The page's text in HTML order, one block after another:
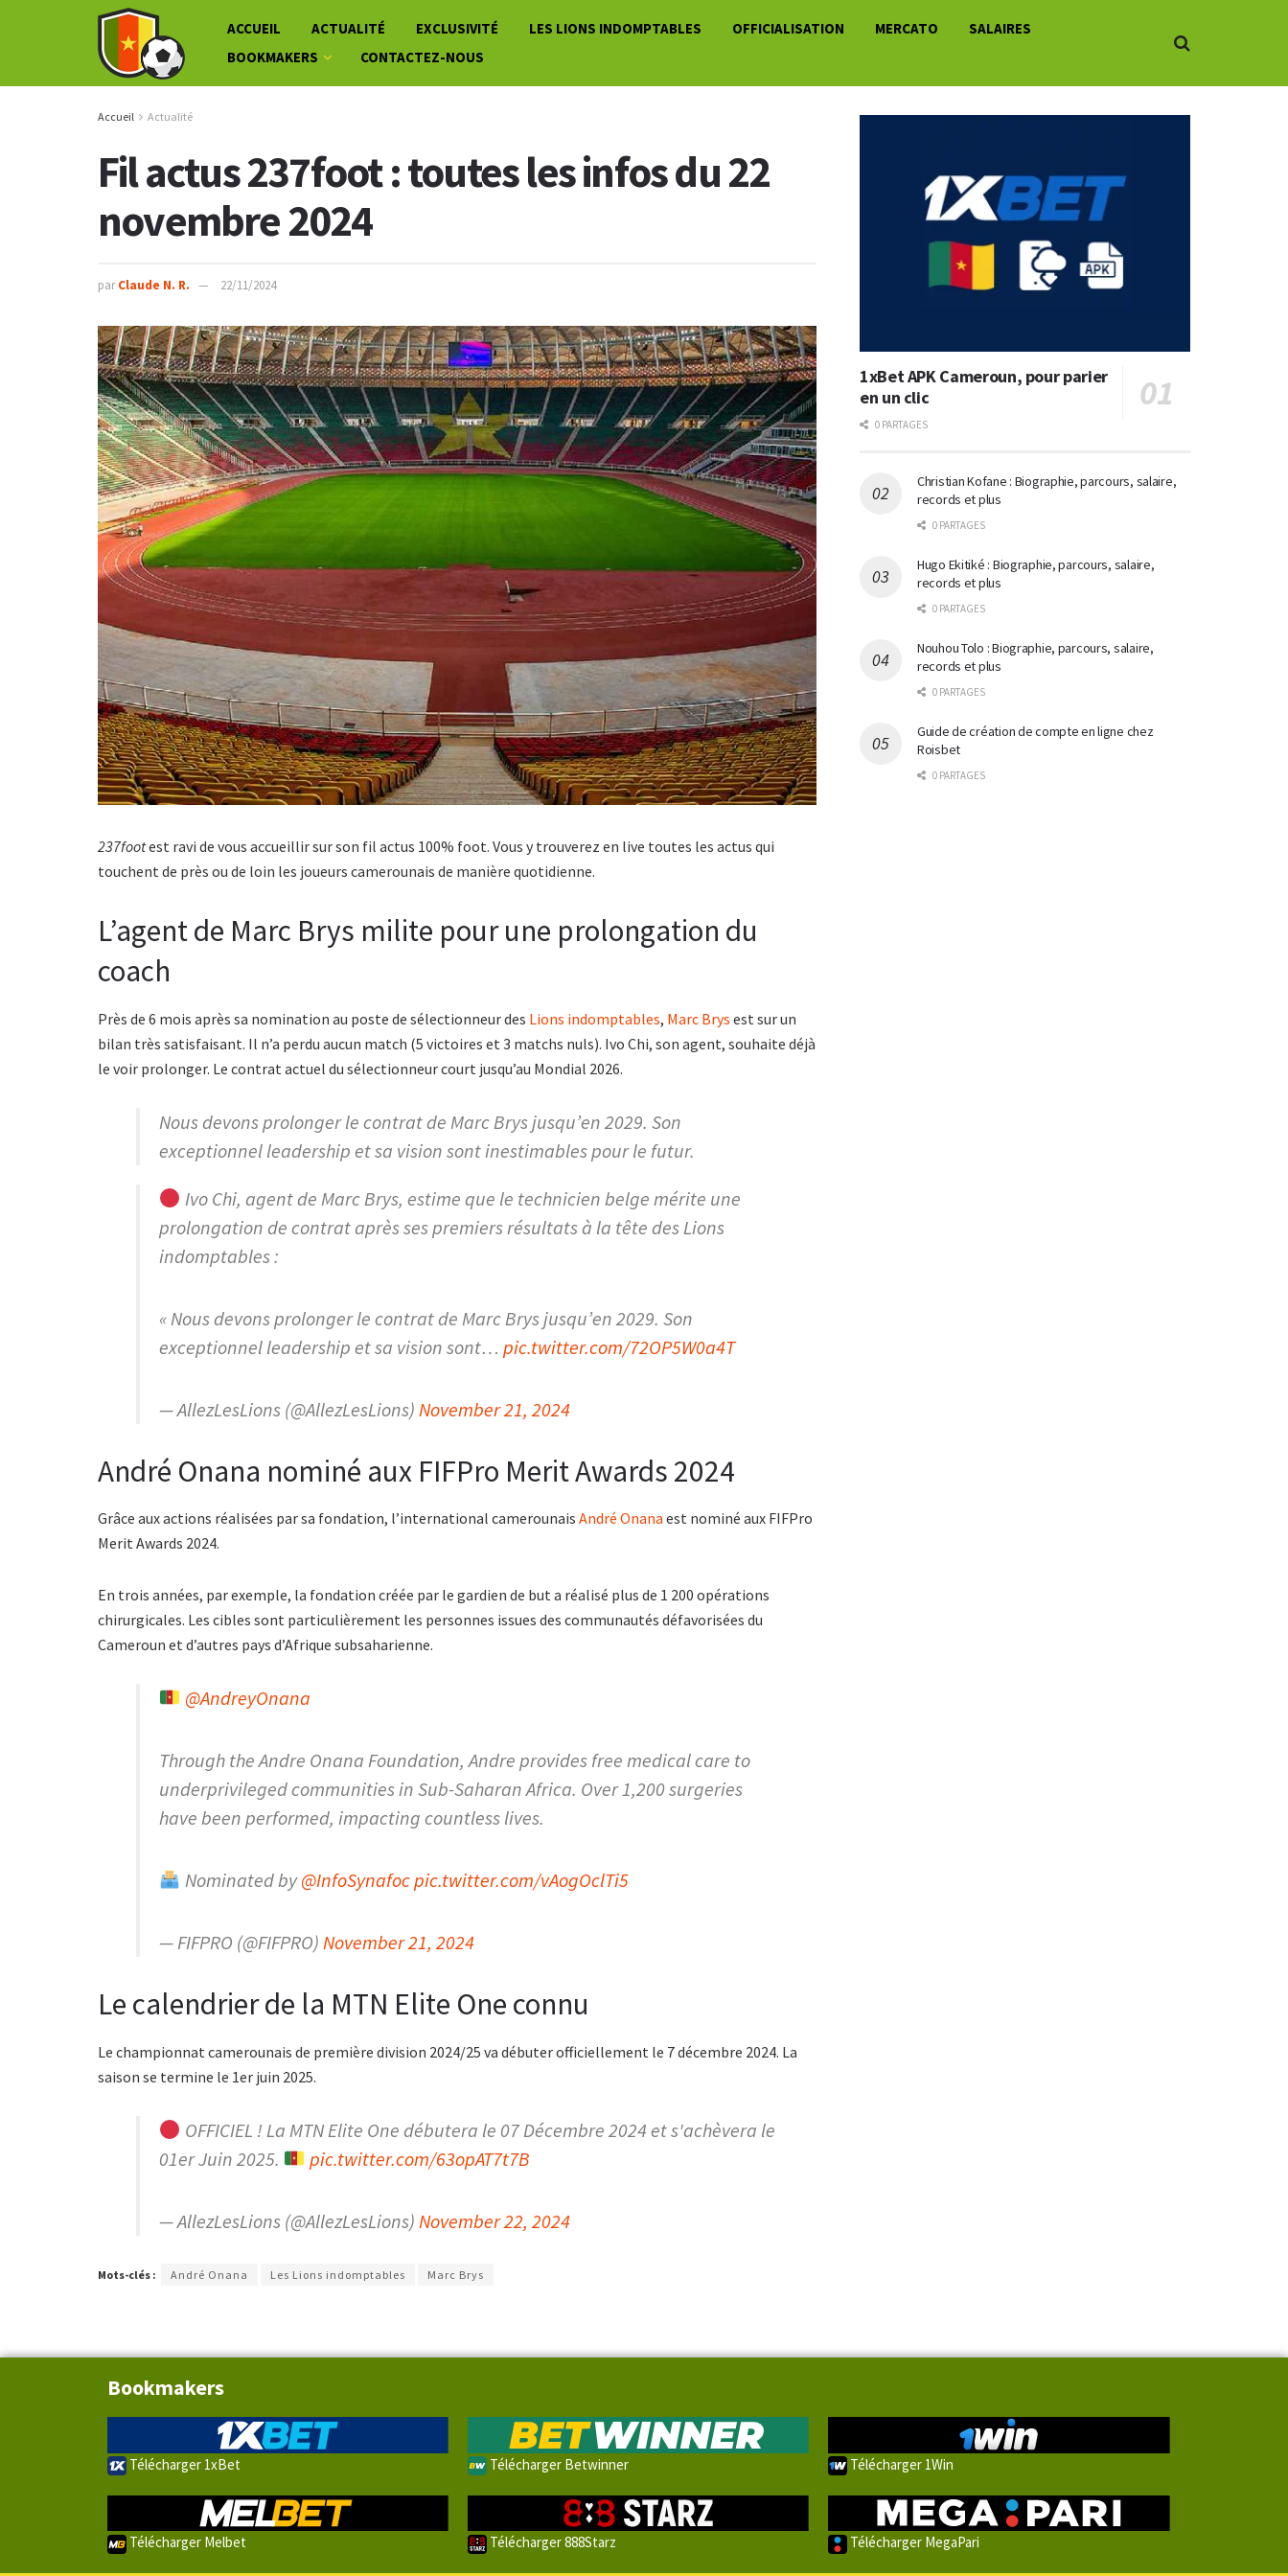
ACCUEIL ACTUALITÉ EXCLUSIVITÉ LES LIONS INDOMPTABLES OFFICIALISATION MERCATO
SALAIRES
BOOKMAKERS
CONTACTEZ-NOUS
Accueil Actualité
Fil actus 237foot : toutes les infos du 22
novembre 2024
par Claude N. R. 22/11/2024
237footest ravi de vous accueillir sur son fil actus 100% foot. Vous y trouverez en live toutes les actus qui
touchent de près ou de loin les joueurs camerounais de manière quotidienne.
L’agent de Marc Brys milite pour une prolongation du
coach
Près de 6 mois après sa nomination au poste de sélectionneur des Lions indomptables, Marc Brys est sur un
bilan très satisfaisant. Il n’a perdu aucun match (5 victoires et 3 matchs nuls). Ivo Chi, son agent, souhaite déjà
le voir prolonger. Le contrat actuel du sélectionneur court jusqu’au Mondial 2026.
Nous devons prolonger le contrat de Marc Brys jusqu’en 2029. Son
exceptionnel leadership et sa vision sont inestimables pour le futur.
Ivo Chi, agent de Marc Brys, estime que le technicien belge mérite une
prolongation de contrat après ses premiers résultats à la tête des Lions
indomptables :
« Nous devons prolonger le contrat de Marc Brys jusqu’en 2029. Son
exceptionnel leadership et sa vision sont… pic.twitter.com/72OP5W0a4T
— AllezLesLions (@AllezLesLions) November 21, 2024
André Onana nominé aux FIFPro Merit Awards 2024
Grâce aux actions réalisées par sa fondation, l’international camerounais André Onana est nominé aux FIFPro
Merit Awards 2024.
En trois années, par exemple, la fondation créée par le gardien de but a réalisé plus de 1 200 opérations
chirurgicales. Les cibles sont particulièrement les personnes issues des communautés défavorisées du
Cameroun et d’autres pays d’Afrique subsaharienne.
@AndreyOnana
Through the Andre Onana Foundation, Andre provides free medical care to
underprivileged communities in Sub-Saharan Africa. Over 1,200 surgeries
have been performed, impacting countless lives.
Nominated by@InfoSynafocpic.twitter.com/vAogOclTi5
— FIFPRO (@FIFPRO) November 21, 2024
Le calendrier de la MTN Elite One connu
Le championnat camerounais de première division 2024/25 va débuter officiellement le 7 décembre 2024. La
saison se termine le 1er juin 2025.
OFFICIEL ! La MTN Elite One débutera le 07 Décembre 2024 et s'achèvera le
01er Juin 2025.
pic.twitter.com/63opAT7t7B
— AllezLesLions (@AllezLesLions) November 22, 2024
Mots-clés : André Onana Les Lions indomptables Marc Brys
1xBet APK Cameroun, pour parier
en un clic
0 PARTAGES
Christian Kofane : Biographie, parcours, salaire,
records et plus
0 PARTAGES
Hugo Ekitiké : Biographie, parcours, salaire,
records et plus
0 PARTAGES
Nouhou Tolo : Biographie, parcours, salaire,
records et plus
0 PARTAGES
Guide de création de compte en ligne chez
Roisbet
0 PARTAGES
Bookmakers
Télécharger 1xBet Télécharger Betwinner Télécharger 1Win
Télécharger Melbet Télécharger 888Starz Télécharger MegaPari